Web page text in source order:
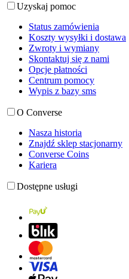
Uzyskaj pomoc
Status zamówienia
Koszty wysyłki i dostawa
Zwroty i wymiany
Skontaktuj się z nami
Opcje płatności
Centrum pomocy
Wypis z bazy sms
O Converse
Nasza historia
Znajdź sklep stacjonarny
Converse Coins
Kariera
Dostępne usługi